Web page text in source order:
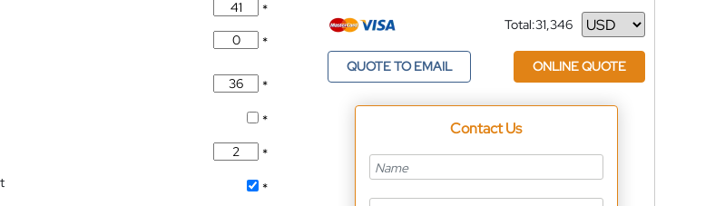
*
*
*
*
*
*
Total:31,346
Currency
QUOTE TO EMAIL ONLINE QUOTE
Contact Us